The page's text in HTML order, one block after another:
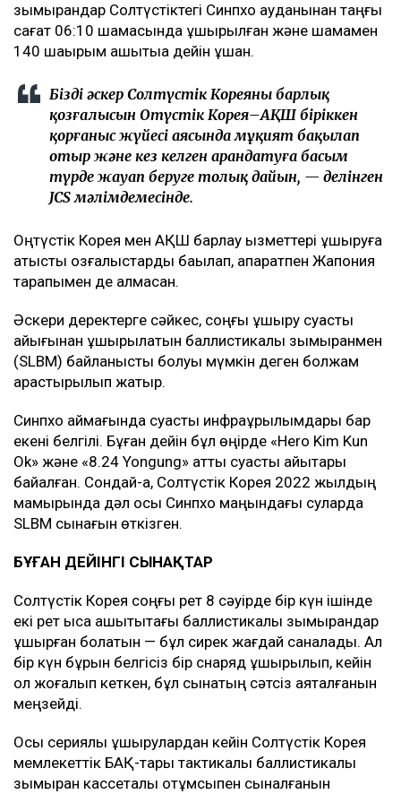
зымырандар Солтүстіктегі Синпхо ауданынан таңғы
сағат 06:10 шамасында ұшырылған және шамамен
140 шақырым қашықтыққа дейін ұшқан.
Біздің әскер Солтүстік Кореяның барлық
қозғалысын Оңтүстік Корея–АҚШ біріккен
қорғаныс жүйесі аясында мұқият бақылап
отыр және кез келген арандатуға басым
түрде жауап беруге толық дайын, — делінген
JCS мәлімдемесінде.
Оңтүстік Корея мен АҚШ барлау қызметтері ұшыруға
қатысты қозғалыстарды бақылап, ақпаратпен Жапония
тарапымен де алмасқан.
Әскери деректерге сәйкес, соңғы ұшыру суасты
қайығынан ұшырылатын баллистикалық зымыранмен
(SLBM) байланысты болуы мүмкін деген болжам
қарастырылып жатыр.
Синпхо аймағында суасты инфрақұрылымдары бар
екені белгілі. Бұған дейін бұл өңірде «Hero Kim Kun
Ok» және «8.24 Yongung» атты суасты қайықтары
байқалған. Сондай-ақ, Солтүстік Корея 2022 жылдың
мамырында дәл осы Синпхо маңындағы суларда
SLBM сынағын өткізген.
БҰҒАН ДЕЙІНГІ СЫНАҚТАР
Солтүстік Корея соңғы рет 8 сәуірде бір күн ішінде
екі рет қысқа қашықтықтағы баллистикалық зымырандар
ұшырған болатын — бұл сирек жағдай саналады. Ал
бір күн бұрын белгісіз бір снаряд ұшырылып, кейін
ол жоғалып кеткен, бұл сынақтың сәтсіз аяқталғанын
меңзейді.
Осы сериялы ұшырулардан кейін Солтүстік Корея
мемлекеттік БАҚ-тары тактикалық баллистикалық
зымыран кассеталық оқтұмсықпен сыналғанын